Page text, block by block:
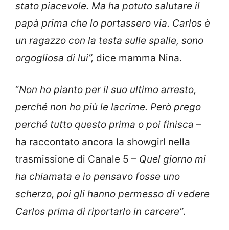
stato piacevole. Ma ha potuto salutare il
papà prima che lo portassero via. Carlos è
un ragazzo con la testa sulle spalle, sono
orgogliosa di lui”, dice mamma Nina.
“Non ho pianto per il suo ultimo arresto,
perché non ho più le lacrime. Però prego
perché tutto questo prima o poi finisca –
ha raccontato ancora la showgirl nella
trasmissione di Canale 5 – Quel giorno mi
ha chiamata e io pensavo fosse uno
scherzo, poi gli hanno permesso di vedere
Carlos prima di riportarlo in carcere”.